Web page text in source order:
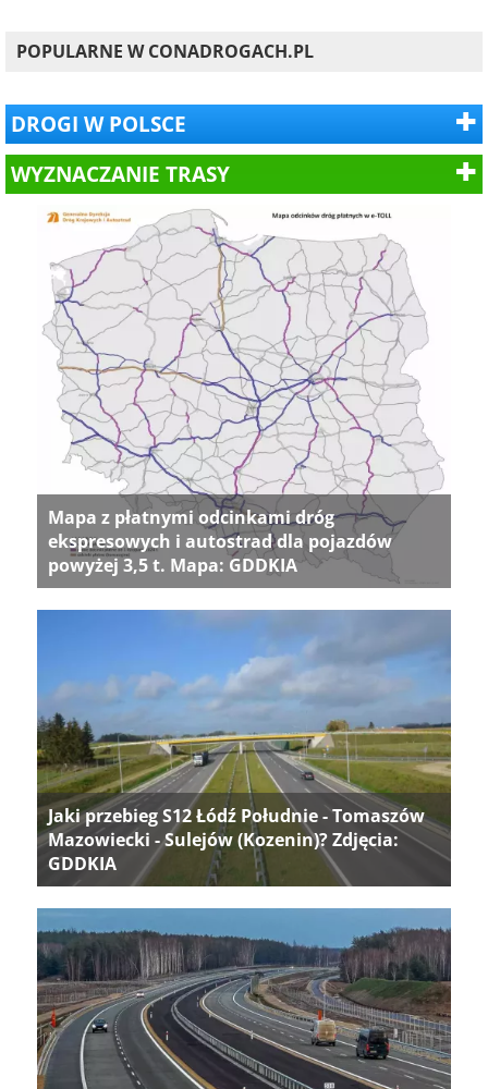
POPULARNE W CONADROGACH.PL
DROGI W POLSCE
WYZNACZANIE TRASY
Mapa z płatnymi odcinkami dróg
ekspresowych i autostrad dla pojazdów
powyżej 3,5 t. Mapa: GDDKIA
Jaki przebieg S12 Łódź Południe - Tomaszów
Mazowiecki - Sulejów (Kozenin)? Zdjęcia:
GDDKIA